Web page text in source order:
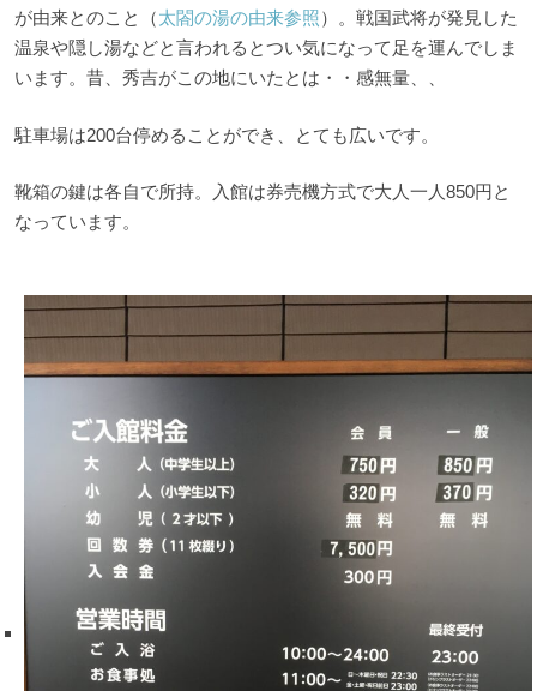
が由来とのこと（太閤の湯の由来参照）。戦国武将が発見した
温泉や隠し湯などと言われるとつい気になって足を運んでしま
います。昔、秀吉がこの地にいたとは・・感無量、、
駐車場は200台停めることができ、とても広いです。
靴箱の鍵は各自で所持。入館は券売機方式で大人一人850円と
なっています。